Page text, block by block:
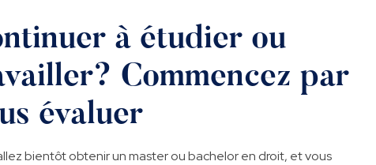
à étudier ou
Commencez par
évaluer
bientôt obtenir un master ou bachelor en droit, et vous